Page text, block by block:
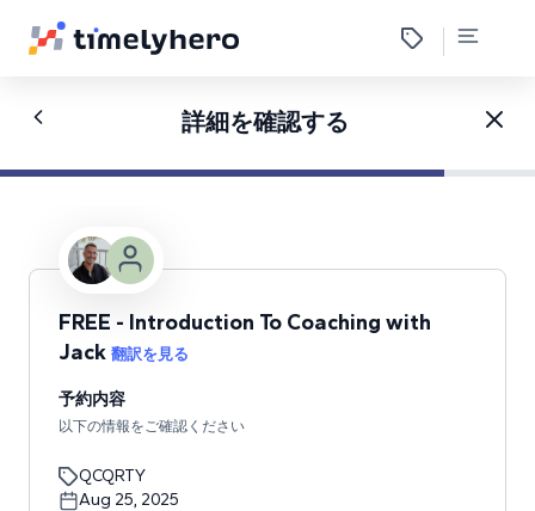
詳細を確認する
FREE - Introduction To Coaching with
Jack 翻訳を見る
予約内容
以下の情報をご確認ください
QCQRTY
Aug 25, 2025